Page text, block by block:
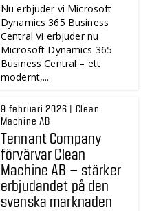
Nu erbjuder vi Microsoft
Dynamics 365 Business
Central Vi erbjuder nu
Microsoft Dynamics 365
Business Central – ett
modernt,...
9 februari 2026 | Clean
Machine AB
Tennant Company
förvärvar Clean
Machine AB – stärker
erbjudandet på den
svenska marknaden